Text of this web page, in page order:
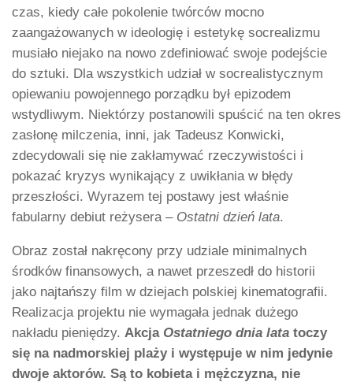
czas, kiedy całe pokolenie twórców mocno
zaangażowanych w ideologię i estetykę socrealizmu
musiało niejako na nowo zdefiniować swoje podejście
do sztuki. Dla wszystkich udział w socrealistycznym
opiewaniu powojennego porządku był epizodem
wstydliwym. Niektórzy postanowili spuścić na ten okres
zasłonę milczenia, inni, jak Tadeusz Konwicki,
zdecydowali się nie zakłamywać rzeczywistości i
pokazać kryzys wynikający z uwikłania w błędy
przeszłości. Wyrazem tej postawy jest właśnie
fabularny debiut reżysera – Ostatni dzień lata.
Obraz został nakręcony przy udziale minimalnych
środków finansowych, a nawet przeszedł do historii
jako najtańszy film w dziejach polskiej kinematografii.
Realizacja projektu nie wymagała jednak dużego
nakładu pieniędzy. Akcja Ostatniego dnia lata toczy
się na nadmorskiej plaży i występuje w nim jedynie
dwoje aktorów. Są to kobieta i mężczyzna, nie